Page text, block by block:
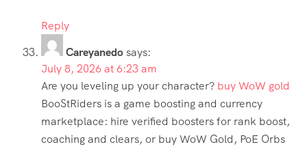
Reply
Careyanedosays:
July 8, 2026 at 6:23 am
Are you leveling up your character? buy WoW gold
BooStRiders is a game boosting and currency
marketplace: hire verified boosters for rank boost,
coaching and clears, or buy WoW Gold, PoE Orbs